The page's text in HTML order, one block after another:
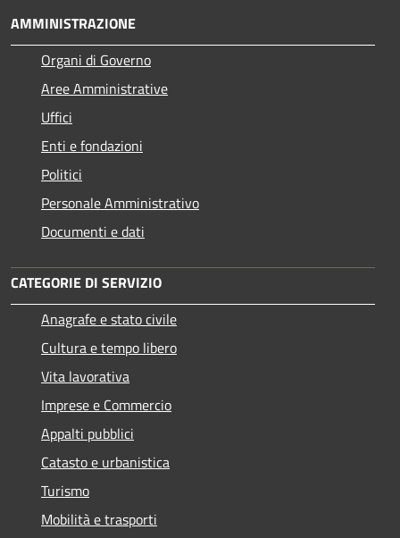
AMMINISTRAZIONE
Organi di Governo
Aree Amministrative
Uffici
Enti e fondazioni
Politici
Personale Amministrativo
Documenti e dati
CATEGORIE DI SERVIZIO
Anagrafe e stato civile
Cultura e tempo libero
Vita lavorativa
Imprese e Commercio
Appalti pubblici
Catasto e urbanistica
Turismo
Mobilità e trasporti